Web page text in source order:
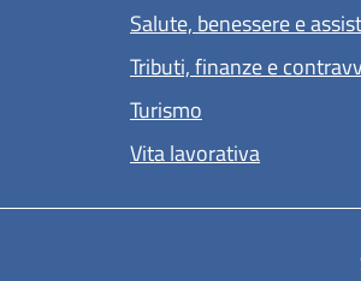
Salute, benessere e
Tributi, finanze e
Turismo
Vita lavorativa